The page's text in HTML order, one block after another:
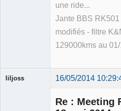
une ride...
Jante BBS
modifiés - filtre
129000kms au
liljoss 16/05/2014
Re : Meeting